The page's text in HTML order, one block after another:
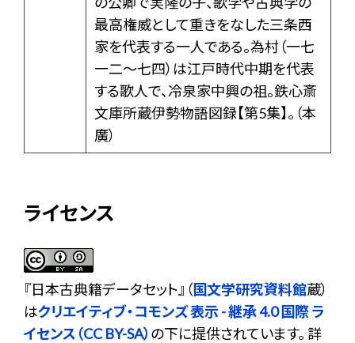
最高権威として重きをなした三条西
家を代表する一人である。為村（一七
一二〜七四）は江戸時代中期を代表
する歌人で、冷泉家中興の祖。鉄心斎
文庫所蔵伊勢物語図録【第5集】。（本
廣）
ライセンス
『日本古典籍データセット 』（国文学研究資料館蔵）
はクリエイティブ・コモンズ 表示 - 継承 4.0 国際 ラ
イセンス（CC BY-SA） の下に提供されています。 詳